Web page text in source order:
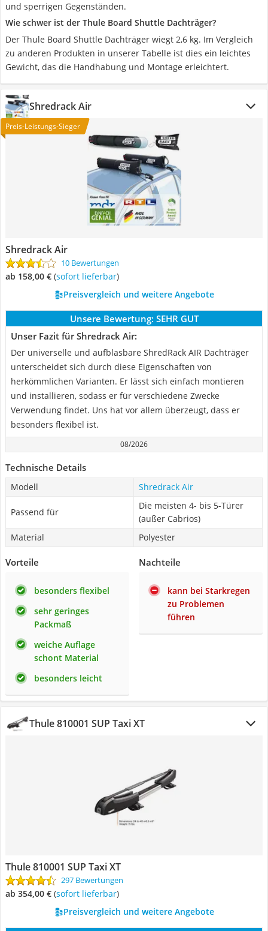
und sperrigen Gegenständen.
Wie schwer ist der Thule Board Shuttle Dachträger?
Der Thule Board Shuttle Dachträger wiegt 2,6 kg. Im Vergleich
zu anderen Produkten in unserer Tabelle ist dies ein leichtes
Gewicht, das die Handhabung und Montage erleichtert.
Shredrack Air
Preis-Leistungs-Sieger
Shredrack Air
10 Bewertungen
ab 158,00 € ( Sofort lieferbar)
Preisvergleich und weitere Angebote
Unsere Bewertung: SEHR GUT
Unser Fazit für Shredrack Air:
Der universelle und aufblasbare ShredRack AIR Dachträger
unterscheidet sich durch diese Eigenschaften von
herkömmlichen Varianten. Er lässt sich einfach montieren
und installieren, sodass er für verschiedene Zwecke
Verwendung findet. Uns hat vor allem überzeugt, dass er
besonders flexibel ist.
08/2026
Technische Details
Modell Shredrack Air
Passend für
Die meisten 4- bis 5-Türer
(außer Cabrios)
Material
Polyester
Vorteile
besonders flexibel
sehr geringes
Packmaß
weiche Auflage
schont Material
besonders leicht
Nachteile
kann bei Starkregen
zu Problemen
führen
Thule 810001 SUP Taxi XT
Thule 810001 SUP Taxi XT
297 Bewertungen
ab 354,00 € ( Sofort lieferbar)
Preisvergleich und weitere Angebote